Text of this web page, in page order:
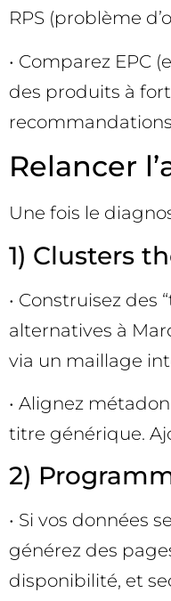
RPS (problème
• Comparez EPC
des produits à
Relancer
Une fois le
1) Clusters
• Construisez des
alternatives à
via un maillage
• Alignez
titre générique.
2)
• Si vos données
générez des
disponibilité, et